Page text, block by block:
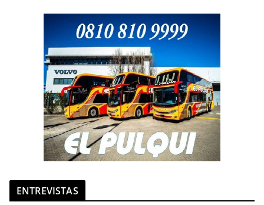
ENTREVISTAS